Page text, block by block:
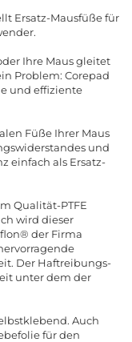
Ersatz-Mausfüße für
Ihre Maus gleitet
Problem: Corepad
und effiziente
Füße Ihrer Maus
und
einfach als Ersatz-
Qualität-PTFE
wird dieser
der Firma
Der Haftreibungs-
unter dem der
Auch
für den